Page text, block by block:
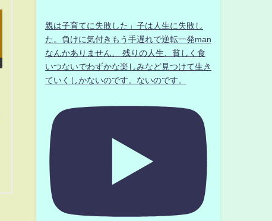
親は子育てに失敗した」子は人生に失敗し
た。負けに気付きもう手遅れで逆転一発man
なんかありません、 残りの人生、貧しく食
いつないでわずかな楽しみなど見つけて生き
ていくしかないのです。ないのです。